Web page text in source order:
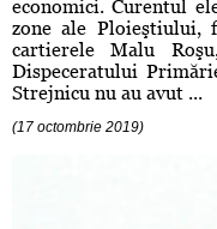
economici. Curentul
zone ale Ploieştiului,
cartierele Malu
Dispeceratului
Strejnicu nu au avut ...
(17 octombrie 2019)